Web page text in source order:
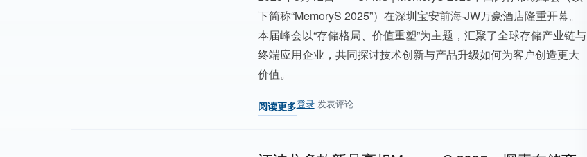
下简称“MemoryS 2025”）在深圳宝安前海·JW万豪酒店隆重开幕。
本届峰会以“存储格局、价值重塑”为主题，汇聚了全球存储产业链与
终端应用企业，共同探讨技术创新与产品升级如何为客户创造更大
价值。
阅读更多
关于 直击CFMS | MemoryS 2025：KOWIN存储芯在AI眼镜应用成现场焦点
登录发表评论